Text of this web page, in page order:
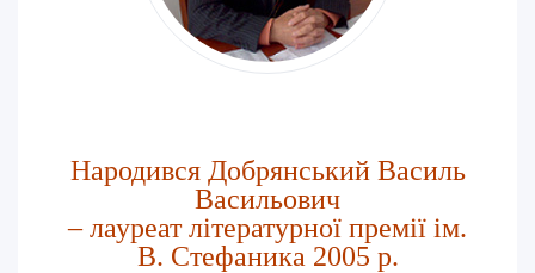
Народився Добрянський Василь
Васильович
– лауреат літературної премії ім.
В. Стефаника 2005 р.